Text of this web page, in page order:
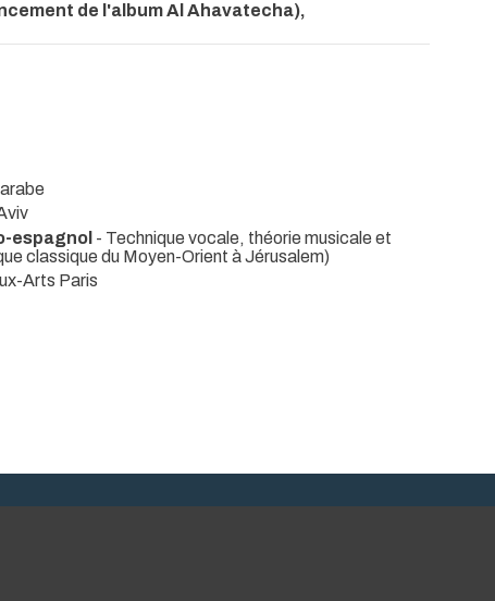
de l'album Al Ahavatecha),
espagnol - Technique vocale, théorie musicale et
classique du Moyen-Orient à Jérusalem)
Arts Paris